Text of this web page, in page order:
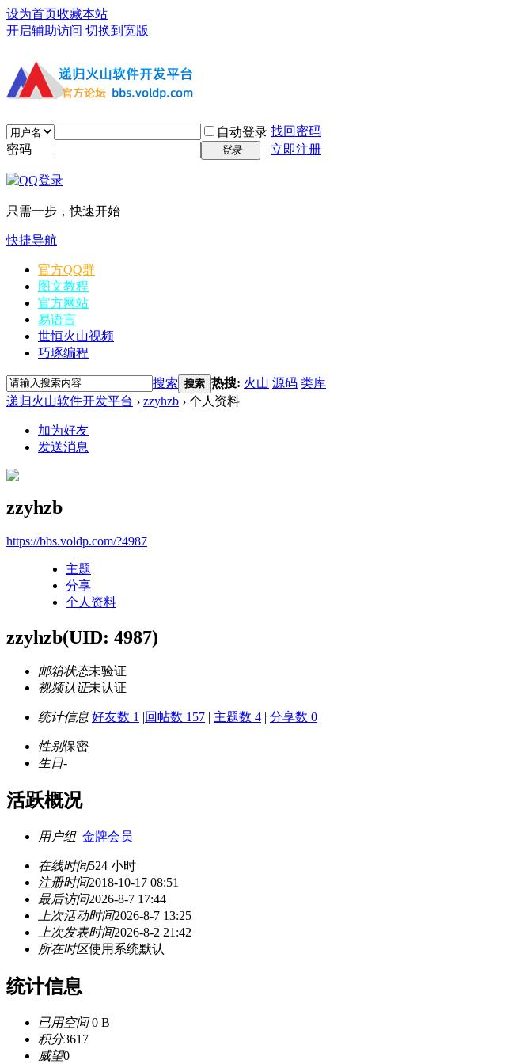
设为首页收藏本站
开启辅助访问 切换到宽版
自动登录 找回密码
密码
登录 立即注册
只需一步，快速开始
快捷导航
官方QQ群
图文教程
官方网站
易语言
世恒火山视频
巧琢编程
搜索 搜索 热搜: 火山 源码 类库
递归火山软件开发平台 › zzyhzb › 个人资料
加为好友
发送消息
zzyhzb
https://bbs.voldp.com/?4987
主题
分享
个人资料
zzyhzb(UID: 4987)
邮箱状态未验证
视频认证未认证
统计信息 好友数 1 |回帖数 157 | 主题数 4 | 分享数 0
性别保密
生日-
活跃概况
用户组 金牌会员
在线时间524 小时
注册时间2018-10-17 08:51
最后访问2026-8-7 17:44
上次活动时间2026-8-7 13:25
上次发表时间2026-8-2 21:42
所在时区使用系统默认
统计信息
已用空间0 B
积分3617
威望0